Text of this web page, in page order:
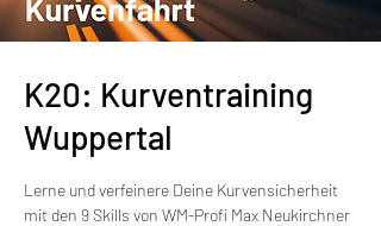
K20: Kurventraining
Wuppertal
Lerne und verfeinere Deine Kurvensicherheit
mit den 9 Skills von WM-Profi Max Neukirchner